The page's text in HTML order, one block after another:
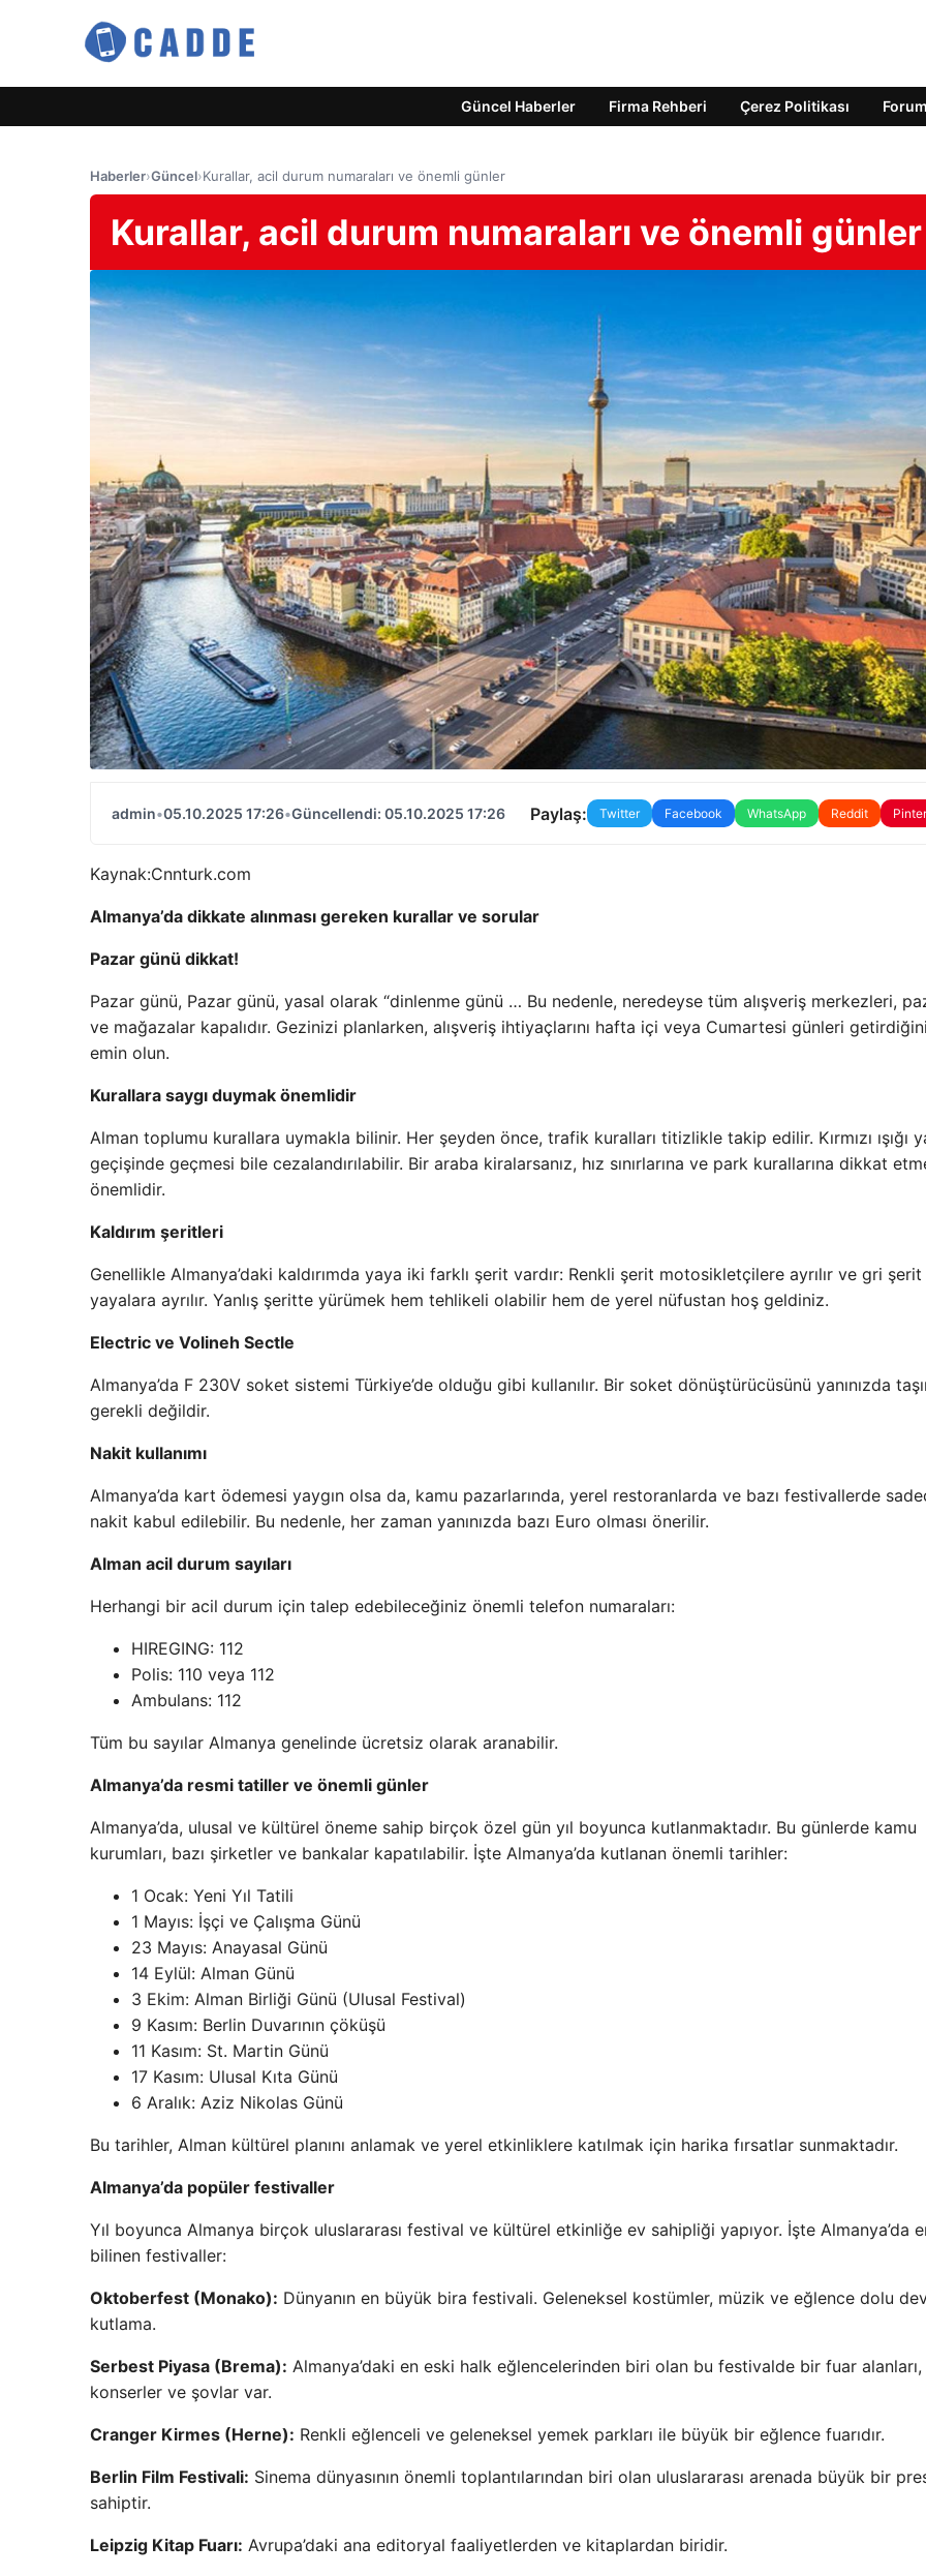
Güncel Haberler Firma Rehberi Çerez Politikası
Haberler›Güncel›Kurallar, acil durum numaraları ve önemli günler
Kurallar, acil durum numaraları ve önemli günler
admin•05.10.2025 17:26•Güncellendi: 05.10.2025 17:26 Paylaş: Twitter Facebook WhatsApp Reddit
Kaynak:Cnnturk.com
Almanya’da dikkate alınması gereken kurallar ve sorular
Pazar günü dikkat!
Pazar günü, Pazar günü, yasal olarak “dinlenme günü … Bu nedenle, neredeyse tüm alışveriş merkezleri,
ve mağazalar kapalıdır. Gezinizi planlarken, alışveriş ihtiyaçlarını hafta içi veya Cumartesi günleri
emin olun.
Kurallara saygı duymak önemlidir
Alman toplumu kurallara uymakla bilinir. Her şeyden önce, trafik kuralları titizlikle takip edilir. Kırmızı ışığı
geçişinde geçmesi bile cezalandırılabilir. Bir araba kiralarsanız, hız sınırlarına ve park kurallarına dikkat
önemlidir.
Kaldırım şeritleri
Genellikle Almanya’daki kaldırımda yaya iki farklı şerit vardır: Renkli şerit motosikletçilere ayrılır ve gri şerit
yayalara ayrılır. Yanlış şeritte yürümek hem tehlikeli olabilir hem de yerel nüfustan hoş geldiniz.
Electric ve Volineh Sectle
Almanya’da F 230V soket sistemi Türkiye’de olduğu gibi kullanılır. Bir soket dönüştürücüsünü yanınızda
gerekli değildir.
Nakit kullanımı
Almanya’da kart ödemesi yaygın olsa da, kamu pazarlarında, yerel restoranlarda ve bazı festivallerde
nakit kabul edilebilir. Bu nedenle, her zaman yanınızda bazı Euro olması önerilir.
Alman acil durum sayıları
Herhangi bir acil durum için talep edebileceğiniz önemli telefon numaraları:
HIREGING: 112
Polis: 110 veya 112
Ambulans: 112
Tüm bu sayılar Almanya genelinde ücretsiz olarak aranabilir.
Almanya’da resmi tatiller ve önemli günler
Almanya’da, ulusal ve kültürel öneme sahip birçok özel gün yıl boyunca kutlanmaktadır. Bu günlerde kamu
kurumları, bazı şirketler ve bankalar kapatılabilir. İşte Almanya’da kutlanan önemli tarihler:
1 Ocak: Yeni Yıl Tatili
1 Mayıs: İşçi ve Çalışma Günü
23 Mayıs: Anayasal Günü
14 Eylül: Alman Günü
3 Ekim: Alman Birliği Günü (Ulusal Festival)
9 Kasım: Berlin Duvarının çöküşü
11 Kasım: St. Martin Günü
17 Kasım: Ulusal Kıta Günü
6 Aralık: Aziz Nikolas Günü
Bu tarihler, Alman kültürel planını anlamak ve yerel etkinliklere katılmak için harika fırsatlar sunmaktadır.
Almanya’da popüler festivaller
Yıl boyunca Almanya birçok uluslararası festival ve kültürel etkinliğe ev sahipliği yapıyor. İşte Almanya’da
bilinen festivaller:
Oktoberfest (Monako): Dünyanın en büyük bira festivali. Geleneksel kostümler, müzik ve eğlence dolu
kutlama.
Serbest Piyasa (Brema): Almanya’daki en eski halk eğlencelerinden biri olan bu festivalde bir fuar alanları,
konserler ve şovlar var.
Cranger Kirmes (Herne): Renkli eğlenceli ve geleneksel yemek parkları ile büyük bir eğlence fuarıdır.
Berlin Film Festivali: Sinema dünyasının önemli toplantılarından biri olan uluslararası arenada büyük bir
sahiptir.
Leipzig Kitap Fuarı: Avrupa’daki ana editoryal faaliyetlerden ve kitaplardan biridir.